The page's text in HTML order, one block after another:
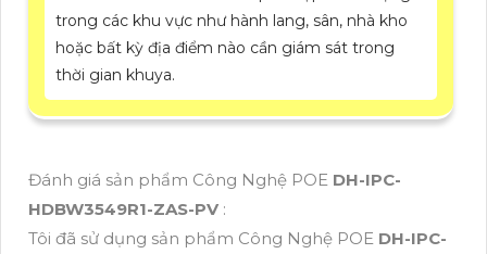
trong các khu vực như hành lang, sân, nhà kho
hoặc bất kỳ địa điểm nào cần giám sát trong
thời gian khuya.
Đánh giá sản phẩm Công Nghệ POE DH-IPC-
HDBW3549R1-ZAS-PV :
Tôi đã sử dụng sản phẩm Công Nghệ POE DH-IPC-